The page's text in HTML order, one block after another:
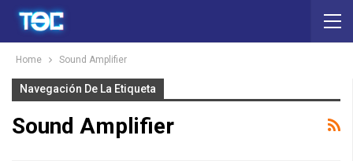
Home Sound Amplifier
Navegación De La Etiqueta
Sound Amplifier